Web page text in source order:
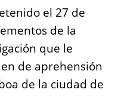
el 27 de
de la
que le
de aprehensión
de la ciudad de